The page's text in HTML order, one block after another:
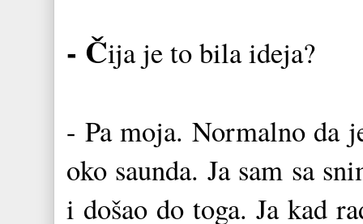
- Čija je to bila ideja?
- Pa moja. Normalno da
oko saunda. Ja sam sa
i došao do toga. Ja kad